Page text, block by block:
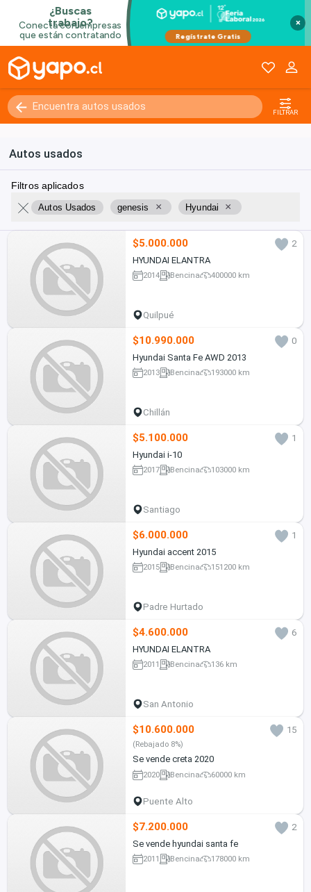
×
FILTRAR
Autos usados
Filtros aplicados
Autos Usados genesis × Hyundai ×
$5.000.000
2
HYUNDAI ELANTRA
2014 Bencina 400000 km
Quilpué
$10.990.000
0
Hyundai Santa Fe AWD 2013
2013 Bencina 193000 km
Chillán
$5.100.000
1
Hyundai i-10
2017 Bencina 103000 km
Santiago
$6.000.000
1
Hyundai accent 2015
2015 Bencina 151200 km
Padre Hurtado
$4.600.000
6
HYUNDAI ELANTRA
2011 Bencina 136 km
San Antonio
$10.600.000 15
(Rebajado 8%)
Se vende creta 2020
2020 Bencina 60000 km
Puente Alto
$7.200.000
2
Se vende hyundai santa fe
2011 Bencina 178000 km